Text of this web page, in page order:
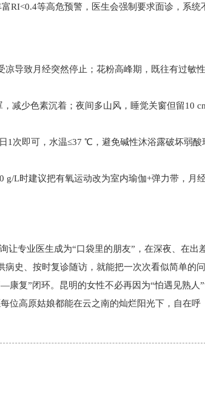
RI<0.4等高危预警，医生会强制要求面诊，系统
导致月经突然停止；花粉高峰期，既往有过敏
减少色素沉着；夜间多山风，睡觉关窗但留10
1次即可，水温≤37 ℃，避免碱性沐浴露破坏弱酸
g/L时建议把有氧运动改为室内瑜伽+弹力带，月
让专业医生成为“口袋里的朋友”，在深夜、在出
史、按时复诊随访，就能把一次次看似简单的问
复”闭环。昆明的女性不必再因为“怕遇见熟人
位高原姑娘都能在云之南的灿烂阳光下，自在呼